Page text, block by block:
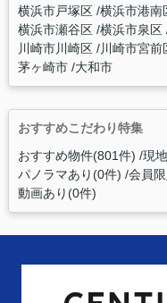
横浜市戸塚区 横浜市港南
横浜市瀬谷区 横浜市泉区
川崎市川崎区 川崎市宮前
茅ヶ崎市 大和市
おすすめこだわり特集
おすすめ物件(801件) 現
パノラマあり(0件) 会員
動画あり(0件)